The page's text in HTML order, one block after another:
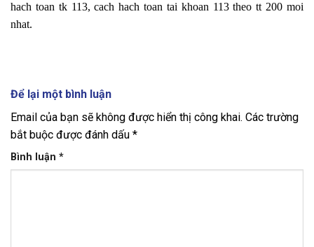
hach toan tk 113, cach hach toan tai khoan 113 theo tt 200 moi
nhat.
Để lại một bình luận
Email của bạn sẽ không được hiển thị công khai. Các trường
bắt buộc được đánh dấu *
Bình luận *